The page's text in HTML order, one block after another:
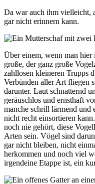
Da war auch ihm vielleicht,
gar nicht erinnern kann.
Über einem, wenn man
große, der ganz große
zahllosen kleineren Trupps
Verbünden aller Art fliegen
darunter. Laut schnatternd
geräuschlos und ernsthaft
manche schrill lärmend und
nicht recht einsortieren
noch nie gehört, diese
Arten sein. Vögel sind
gar nicht bleiben, nicht
herkommen und noch viel
irgendeine Etappe ist, ein